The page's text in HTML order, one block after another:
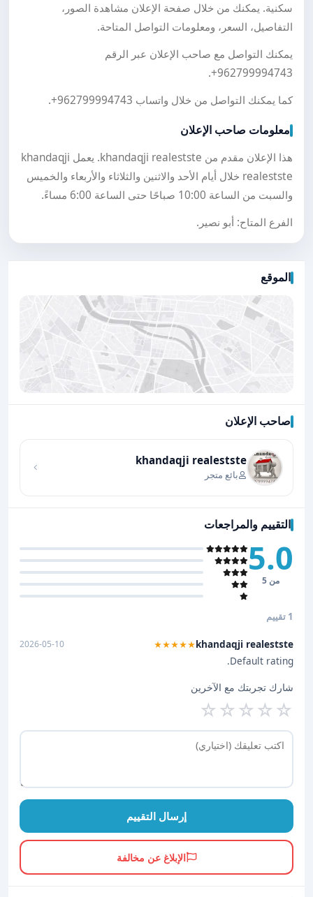
سكنية. يمكنك من خلال صفحة الإعلان مشاهدة الصور،
التفاصيل، السعر، ومعلومات التواصل المتاحة.
يمكنك التواصل مع صاحب الإعلان عبر الرقم
+962799994743
.
كما يمكنك التواصل من خلال واتساب +962799994743
.
معلومات صاحب الإعلان
هذا الإعلان مقدم من khandaqji realestste. يعمل khandaqji
realestste خلال أيام الأحد والاثنين والثلاثاء والأربعاء والخميس
والسبت من الساعة 10:00 صباحًا حتى الساعة 6:00 مساءً.
الفرع المتاح: أبو نصير.
الموقع
صاحب الإعلان
khandaqji realestste
بائع متجر
التقييم والمراجعات
5.0
من 5
1 تقييم
khandaqji realestste
★★★★★
2026-05-10
Default rating.
شارك تجربتك مع الآخرين
☆
☆
☆
☆
☆
إرسال التقييم
الإبلاغ عن مخالفة